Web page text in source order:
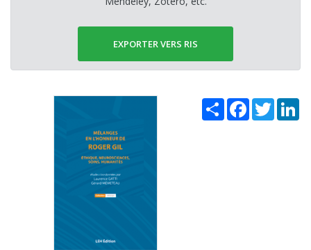
EXPORTER VERS RIS
Share Facebook
Twitter